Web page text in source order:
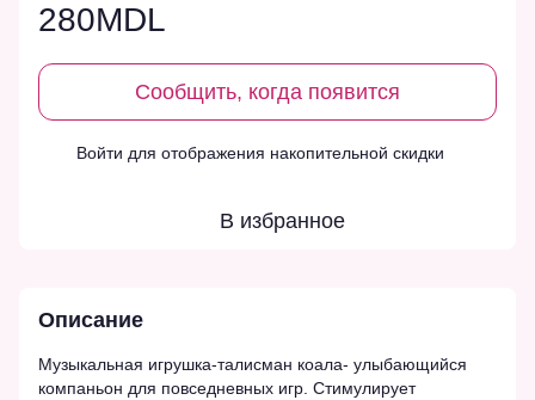
280MDL
Сообщить, когда появится
Войти для отображения накопительной скидки
В избранное
Описание
Музыкальная игрушка-талисман коала- улыбающийся
компаньон для повседневных игр. Стимулирует